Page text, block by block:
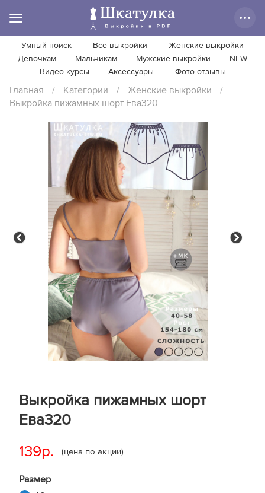
Умный поиск Все выкройки
Женские выкройки
Девочкам
Мальчикам Мужские выкройки
NEW
Видео курсы
Аксессуары Фото-отзывы
Главная / Категории / Женские выкройки
/
Выкройка пижамных шорт Ева320
Previous
Выкройка пижамных шорт
Ева320
139р. (цена по акции)
Размер